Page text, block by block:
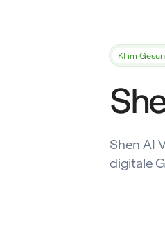
KI im
Shen AI
digitale